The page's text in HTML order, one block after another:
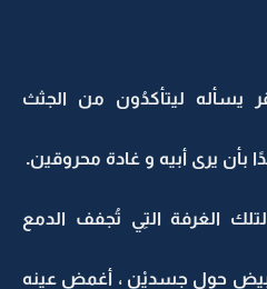
يسأله ليتأكدُون من الجثث
بأن يرى أبيه و غادة محروقين.
الغرفة التِي تُجفف الدمع
حول جسديْن ، أغمض عينه